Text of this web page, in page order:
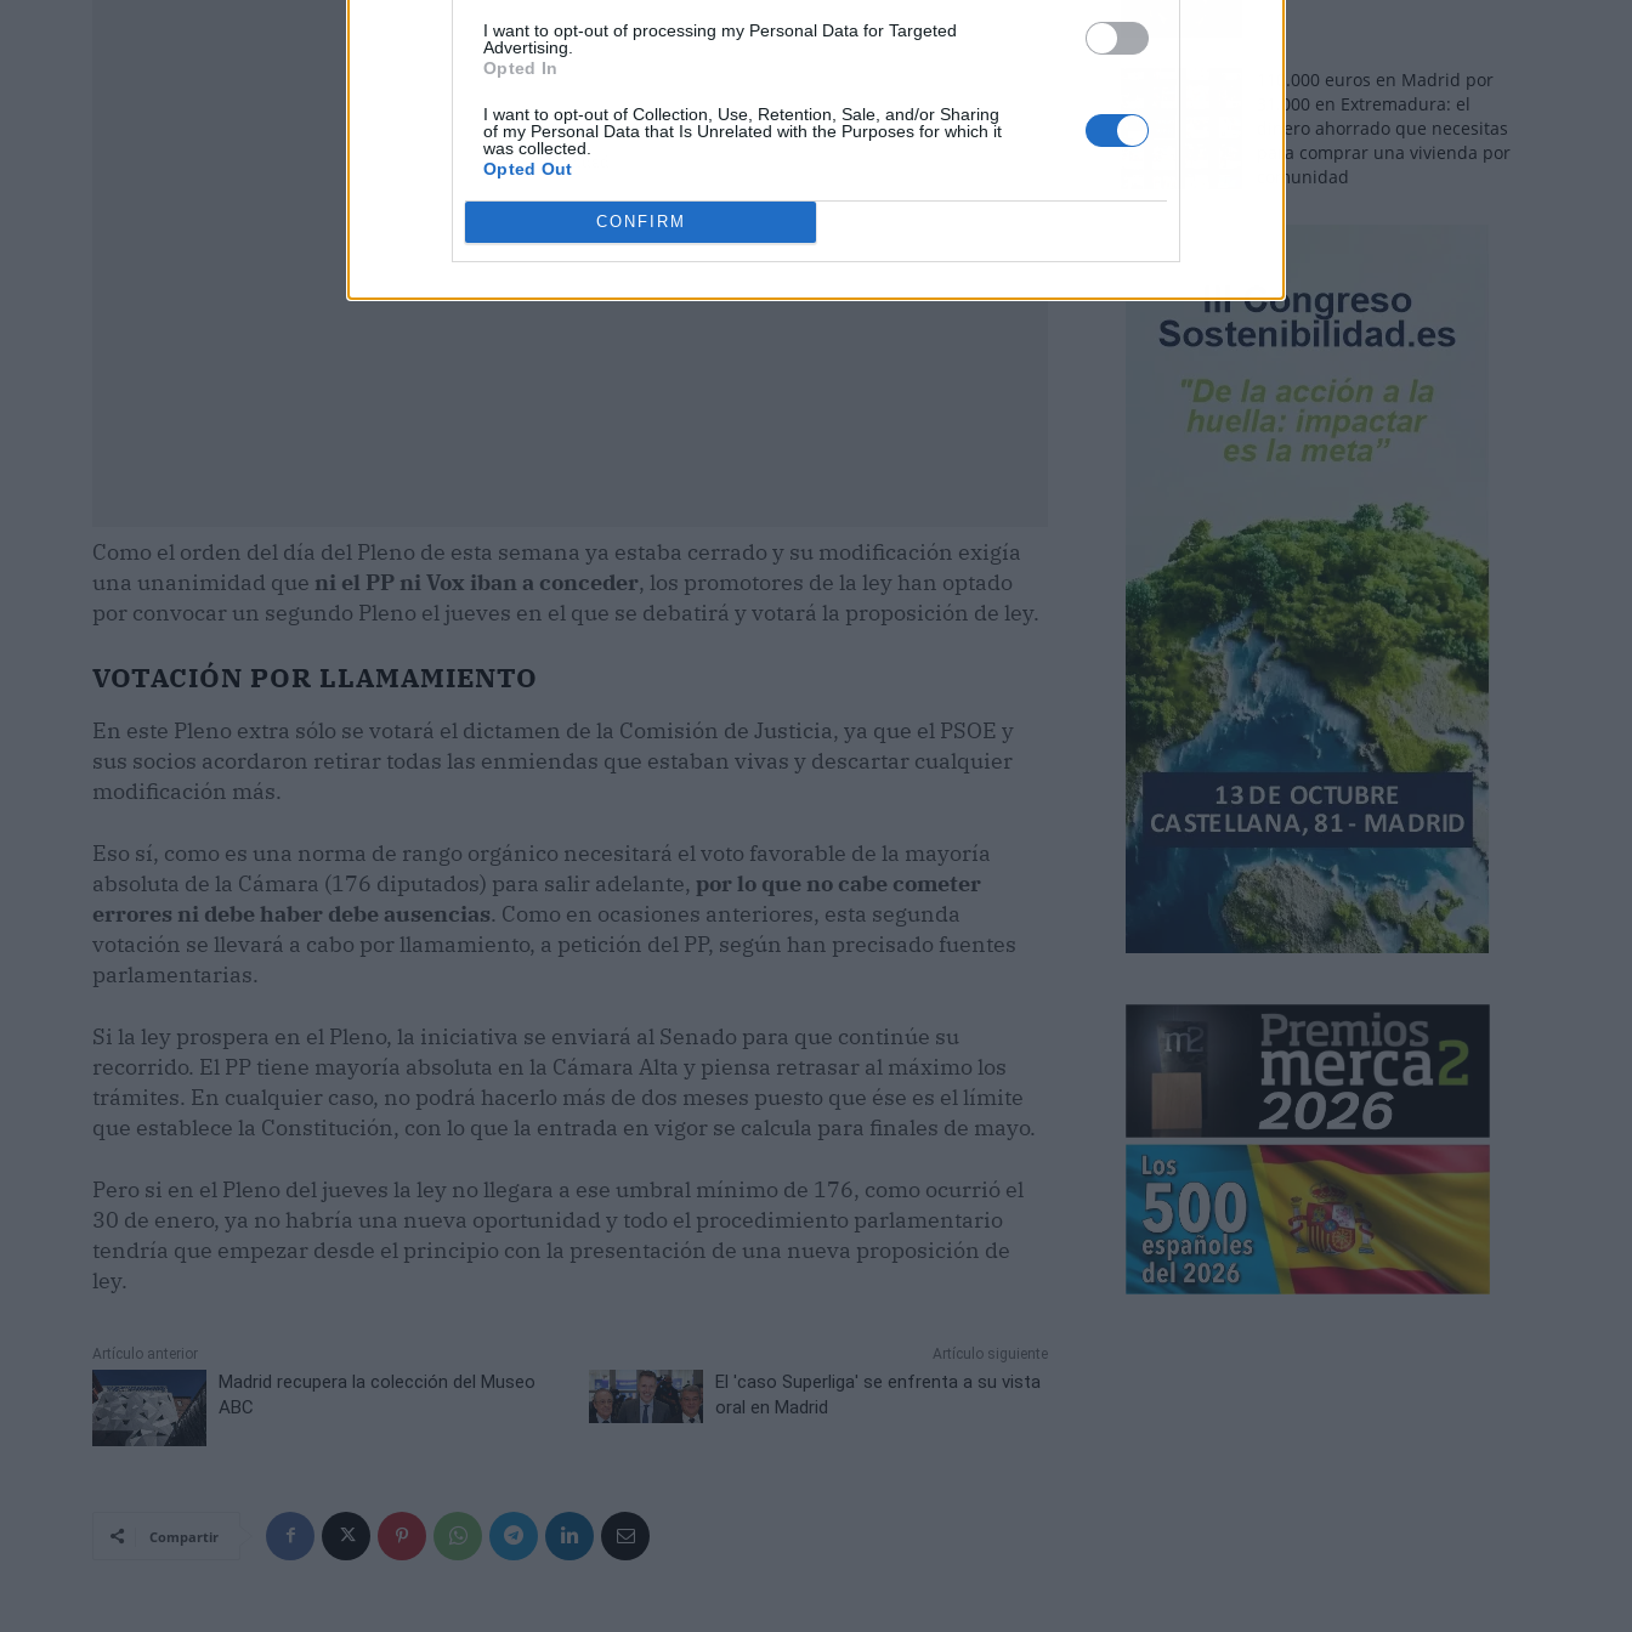
I want to opt-out of processing my Personal Data for Targeted
Advertising.
Opted In
I want to opt-out of Collection, Use, Retention, Sale, and/or Sharing
of my Personal Data that Is Unrelated with the Purposes for which it
was collected.
Opted Out
CONFIRM
Publicidad
Como el orden del día del Pleno de esta semana ya estaba cerrado y su modificación exigía
una unanimidad que ni el PP ni Vox iban a conceder, los promotores de la ley han optado
por convocar un segundo Pleno el jueves en el que se debatirá y votará la proposición de ley.
VOTACIÓN POR LLAMAMIENTO
En este Pleno extra sólo se votará el dictamen de la Comisión de Justicia, ya que el PSOE y
sus socios acordaron retirar todas las enmiendas que estaban vivas y descartar cualquier
modificación más.
Eso sí, como es una norma de rango orgánico necesitará el voto favorable de la mayoría
absoluta de la Cámara (176 diputados) para salir adelante, por lo que no cabe cometer
errores ni debe haber debe ausencias. Como en ocasiones anteriores, esta segunda
votación se llevará a cabo por llamamiento, a petición del PP, según han precisado fuentes
parlamentarias.
Si la ley prospera en el Pleno, la iniciativa se enviará al Senado para que continúe su
recorrido. El PP tiene mayoría absoluta en la Cámara Alta y piensa retrasar al máximo los
trámites. En cualquier caso, no podrá hacerlo más de dos meses puesto que ése es el límite
que establece la Constitución, con lo que la entrada en vigor se calcula para finales de mayo.
Pero si en el Pleno del jueves la ley no llegara a ese umbral mínimo de 176, como ocurrió el
30 de enero, ya no habría una nueva oportunidad y todo el procedimiento parlamentario
tendría que empezar desde el principio con la presentación de una nueva proposición de
ley.
Artículo anterior
Madrid recupera la colección del Museo
ABC
Artículo siguiente
El 'caso Superliga' se enfrenta a su vista
oral en Madrid
Compartir
110.000 euros en Madrid por
31.000 en Extremadura: el
dinero ahorrado que necesitas
para comprar una vivienda por
comunidad